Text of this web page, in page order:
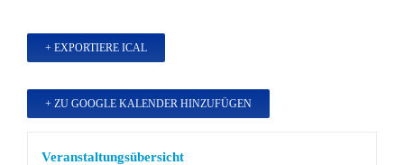
+ EXPORTIERE ICAL
+ ZU GOOGLE KALENDER HINZUFÜGEN
Veranstaltungsübersicht